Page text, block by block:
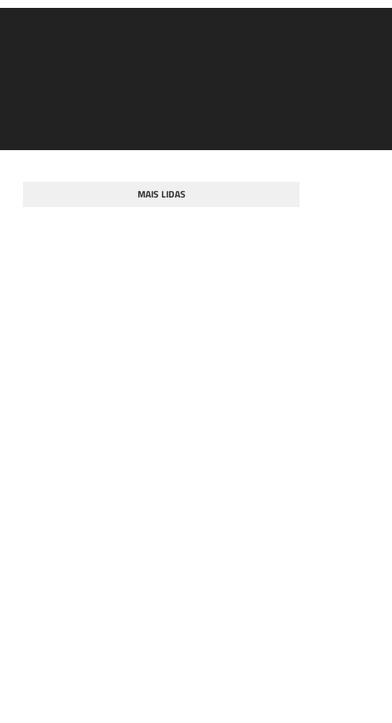
MAIS LIDAS